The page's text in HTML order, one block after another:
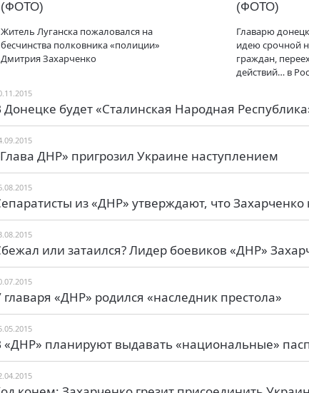
(ФОТО)
Житель Луганска пожаловался на
бесчинства полковника «полиции»
Дмитрия Захарченко
(ФОТО)
Главарю
идею срочной
граждан,
действий… в
Донецке будет «Сталинская Народная
ДНР» пригрозил Украине наступлением
из «ДНР» утверждают, что Захарченко
или затаился? Лидер боевиков «ДНР»
главаря «ДНР» родился «наследник престола»
«ДНР» планируют выдавать «национальные»